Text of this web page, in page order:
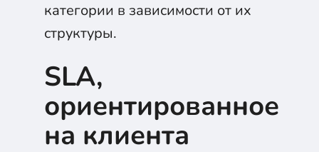
категории в зависимости от их
структуры.
SLA,
ориентированное
на клиента